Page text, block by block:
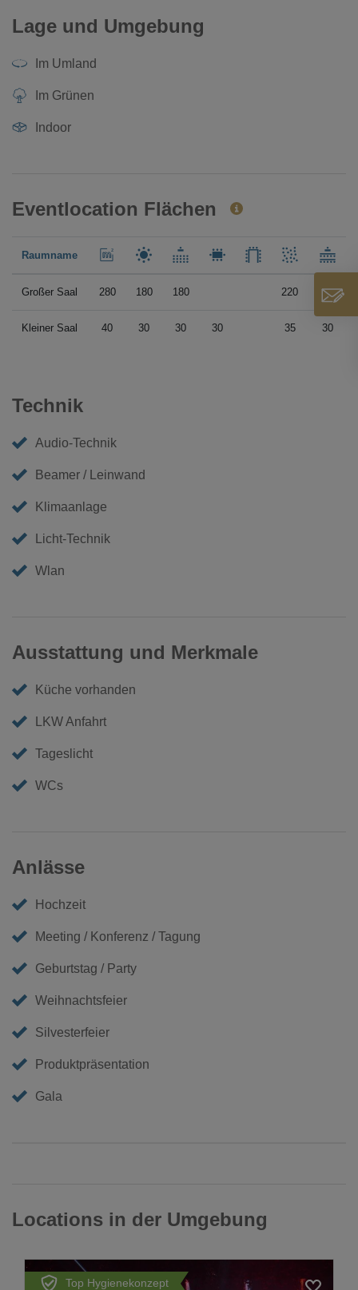
Lage und Umgebung
Im Umland
Im Grünen
Indoor
Eventlocation Flächen
Raumname
Großer Saal 280 180 180 220 180
Kleiner Saal 40 30 30 30 35 30
Technik
Audio-Technik
Beamer / Leinwand
Klimaanlage
Licht-Technik
Wlan
Ausstattung und Merkmale
Küche vorhanden
LKW Anfahrt
Tageslicht
WCs
Anlässe
Hochzeit
Meeting / Konferenz / Tagung
Geburtstag / Party
Weihnachtsfeier
Silvesterfeier
Produktpräsentation
Gala
Locations in der Umgebung
Top Hygienekonzept